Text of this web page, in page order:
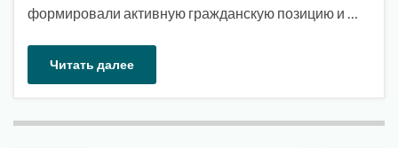
формировали активную гражданскую позицию и …
Читать далее